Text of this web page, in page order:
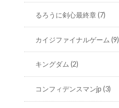
るろうに剣心最終章(7)
カイジファイナルゲーム(9)
キングダム(2)
コンフィデンスマンjp(3)